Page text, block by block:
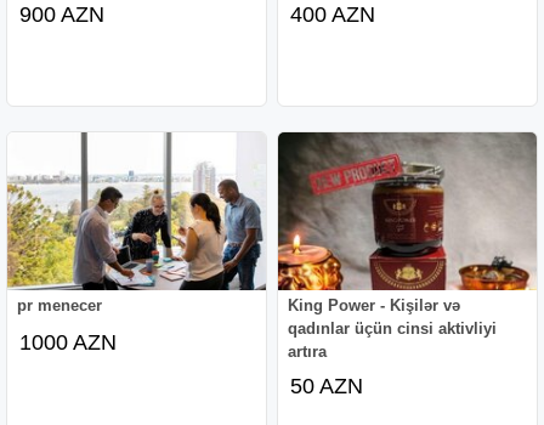
900 AZN 400 AZN
pr menecer
1000 AZN
King Power - Kişilər və
qadınlar üçün cinsi aktivliyi
artıra
50 AZN